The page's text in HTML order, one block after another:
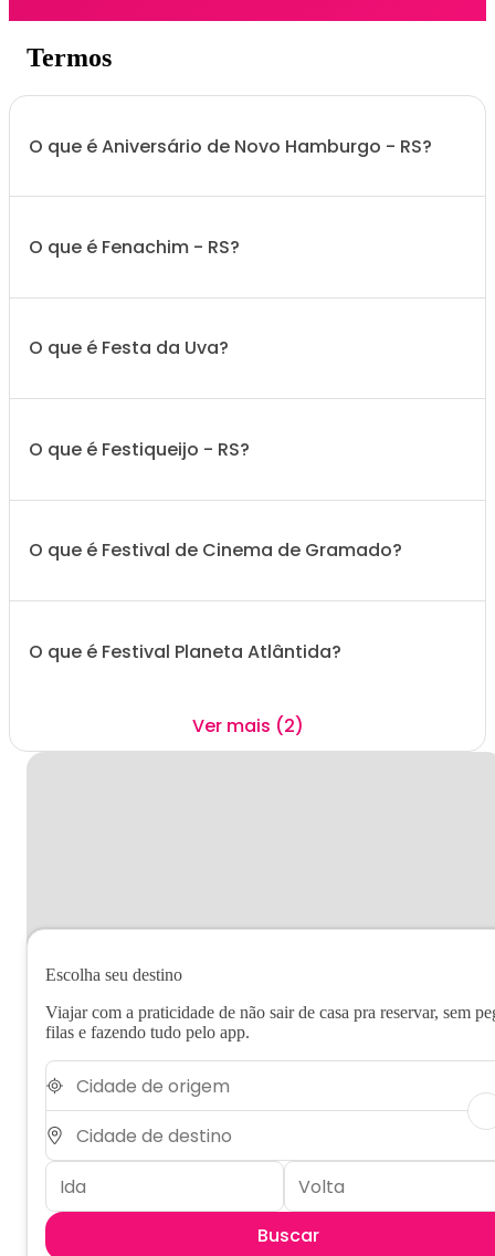
Termos
O que é Aniversário de Novo Hamburgo - RS?
O que é Fenachim - RS?
O que é Festa da Uva?
O que é Festiqueijo - RS?
O que é Festival de Cinema de Gramado?
O que é Festival Planeta Atlântida?
Ver mais (2)
Escolha seu destino
Viajar com a praticidade de não sair de casa pra reservar, sem
filas e fazendo tudo pelo app.
Buscar